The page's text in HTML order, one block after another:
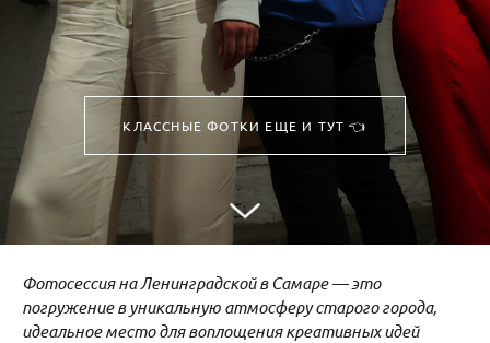
КЛАССНЫЕ ФОТКИ ЕЩЕ И ТУТ 👈
Фотосессия на Ленинградской в Самаре — это
погружение в уникальную атмосферу старого города,
идеальное место для воплощения креативных идей